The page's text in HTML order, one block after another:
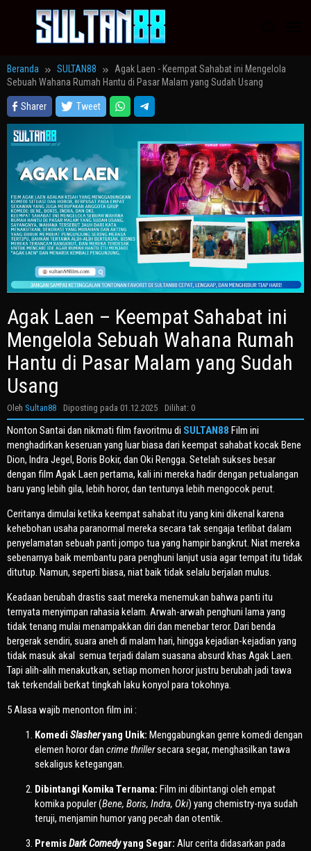
Beranda SULTAN88
Agak Laen - Keempat Sahabat ini Mengelola
Sebuah Wahana Rumah Hantu di Pasar Malam yang Sudah Usang
Sharer Tweet
Agak Laen – Keempat Sahabat ini
Mengelola Sebuah Wahana Rumah
Hantu di Pasar Malam yang Sudah
Usang
Oleh Sultan88 Diposting pada 01.12.2025 Dilihat: 0
Nonton Santai dan nikmati film favoritmu di SULTAN88 Film ini
menghadirkan keseruan yang luar biasa dari keempat sahabat kocak Bene
Dion, Indra Jegel, Boris Bokir, dan Oki Rengga. Setelah sukses besar
dengan film Agak Laen pertama, kali ini mereka hadir dengan petualangan
baru yang lebih gila, lebih horor, dan tentunya lebih mengocok perut.
Ceritanya dimulai ketika keempat sahabat itu yang kini dikenal karena
kehebohan usaha paranormal mereka secara tak sengaja terlibat dalam
penyelamatan sebuah panti jompo tua yang hampir bangkrut. Niat mereka
sebenarnya baik membantu para penghuni lanjut usia agar tempat itu tidak
ditutup. Namun, seperti biasa, niat baik tidak selalu berjalan mulus.
Keadaan berubah drastis saat mereka menemukan bahwa panti itu
ternyata menyimpan rahasia kelam. Arwah-arwah penghuni lama yang
tidak tenang mulai menampakkan diri dan menebar teror. Dari benda
bergerak sendiri, suara aneh di malam hari, hingga kejadian-kejadian yang
tidak masuk akal semua terjadi dalam suasana absurd khas Agak Laen.
Tapi alih-alih menakutkan, setiap momen horor justru berubah jadi tawa
tak terkendali berkat tingkah laku konyol para tokohnya.
5 Alasa wajib menonton film ini :
Komedi Slasheryang Unik: Menggabungkan genre komedi dengan
elemen horor dan crime thrillersecara segar, menghasilkan tawa
sekaligus ketegangan.
Dibintangi Komika Ternama: Film ini dibintangi oleh empat
komika populer (Bene, Boris, Indra, Oki) yang chemistry-nya sudah
teruji, menjamin humor yang pecah dan otentik.
PremisDark Comedyyang Segar: Alur cerita didasarkan pada